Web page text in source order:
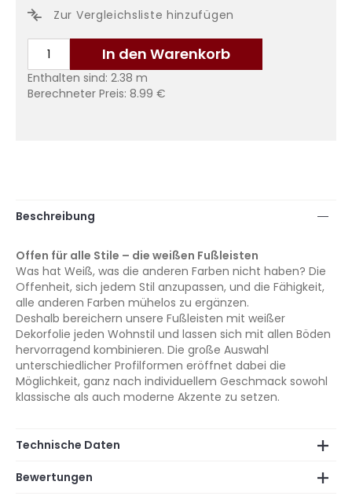
In den Warenkorb
Enthalten sind: 2.38 m
Berechneter Preis: 8.99 €
Zur Vergleichsliste hinzufügen
Beschreibung
Offen für alle Stile – die weißen Fußleisten
Was hat Weiß, was die anderen Farben nicht haben? Die
Offenheit, sich jedem Stil anzupassen, und die Fähigkeit,
alle anderen Farben mühelos zu ergänzen.
Deshalb bereichern unsere Fußleisten mit weißer
Dekorfolie jeden Wohnstil und lassen sich mit allen Böden
hervorragend kombinieren. Die große Auswahl
unterschiedlicher Profilformen eröffnet dabei die
Möglichkeit, ganz nach individuellem Geschmack sowohl
klassische als auch moderne Akzente zu setzen.
Technische Daten
Bewertungen